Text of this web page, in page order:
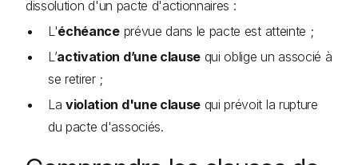
dissolution d'un pacte d'actionnaires :
L'échéanceprévue dans le pacte est atteinte ;
L’activation d’une clause qui oblige un associé à
se retirer ;
Laviolation d'une clause qui prévoit la rupture
du pacte d'associés.